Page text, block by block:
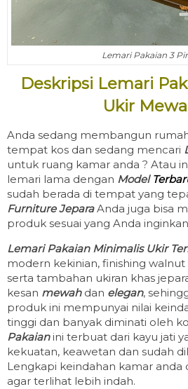
Lemari Pakaian 3
Deskripsi Lemari
Ukir
Anda sedang membangun
tempat kos dan sedang mencari
untuk ruang kamar anda ? Atau
lemari lama dengan Model
sudah berada di tempat yang
Furniture JeparaAnda juga bisa
produk sesuai yang Anda
Lemari Pakaian Minimalis Ukir
modern kekinian, finishing
serta tambahan ukiran khas
kesan mewahdan elegan,
produk ini mempunyai nilai
tinggi dan banyak diminati oleh
Pakaianini terbuat dari kayu jati
kekuatan, keawetan dan sudah
Lengkapi keindahan kamar anda
agar terlihat lebih indah.